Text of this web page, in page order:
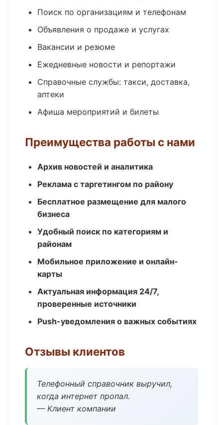
Поиск по организациям и телефонам
Объявления о продаже и услугах
Вакансии и резюме
Ежедневные новости и репортажи
Справочные службы: такси, доставка,
аптеки
Афиша мероприятий и билеты
Преимущества работы с нами
Архив новостей и аналитика
Реклама с таргетингом по району
Бесплатное размещение для малого
бизнеса
Удобный поиск по категориям и
районам
Мобильное приложение и онлайн-
карты
Актуальная информация 24/7,
проверенные источники
Push-уведомления о важных событиях
Отзывы клиентов
Телефонный справочник выручил,
когда интернет пропал.
— Клиент компании